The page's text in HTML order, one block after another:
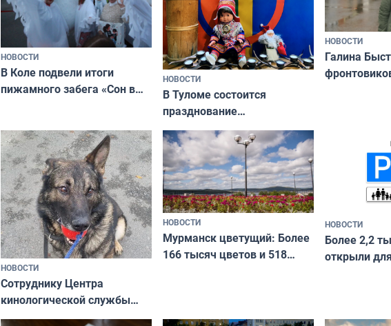
НОВОСТИ
В Коле подвели итоги
пижамного забега «Сон в
НОВОСТИ
В Туломе состоится
празднование
Международного дня
коренных народов мира
НОВОСТИ
Галина
НОВОСТИ
Сотруднику Центра
кинологической службы
ищут новый дом
НОВОСТИ
Мурманск цветущий: Более
166 тысяч цветов и 518
НОВОСТИ
Более 2,2
открыли